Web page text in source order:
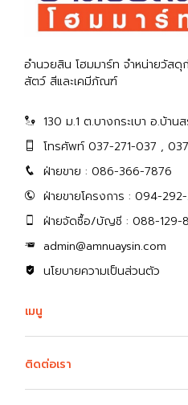
อำนวยสิน โฮมมาร์ท จำหน่ายวัส
สัตว์ สีและเคมีภัณฑ์
130 ม.1 ต.บางกระเบา อ.บ้าน
โทรศัพท์ 037-271-037 ,
ฝ่ายขาย : 086-366-7876
ฝ่ายขายโครงการ : 094-
ฝ่ายจัดซื้อ/บัญชี : 088-129-
admin@amnuaysin.com
นโยบายความเป็นส่วนตัว
เมนู
ติดต่อเรา